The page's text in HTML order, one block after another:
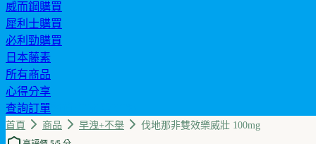
威而鋼購買
犀利士購買
必利勁購買
日本藤素
所有商品
心得分享
查詢訂單
首頁 商品 早洩+不舉 伐地那非雙效樂威壯 100mg